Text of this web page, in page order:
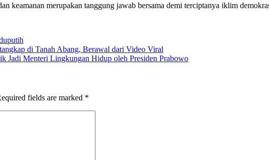
keamanan merupakan tanggung jawab bersama demi terciptanya iklim
di Tanah Abang, Berawal dari Video Viral
Jadi Menteri Lingkungan Hidup oleh Presiden Prabowo
fields are marked *